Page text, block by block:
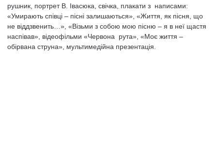
рушник, портрет В. Івасюка, свічка, плакати з написами:
«Умирають співці – пісні залишаються», «Життя, як пісня, що
не віддзвенить…», «Візьми з собою мою пісню – я в неї щастя
наспівав», відеофільми «Червона рута», «Моє життя –
обірвана струна», мультимедійна презентація.